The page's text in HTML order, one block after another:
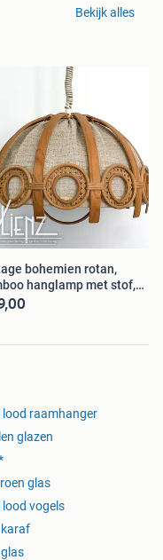
Bekijk alles
bohemien rotan,
hanglamp met stof,
lood raamhanger
glazen
glas
lood vogels